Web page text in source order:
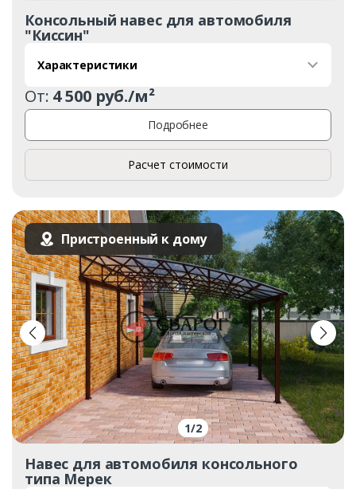
Ваш телефон*
Комментарий к заказу
Консольный навес для автомобиля
"Киссин"
Характеристики
От: 4 500 руб./м²
Подробнее
Расчет стоимости
Пристроенный к дому
1/2
Навес для автомобиля консольного
типа Мерек